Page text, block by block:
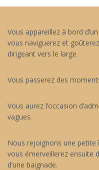
Vous appareillez à bord
vous naviguerez et
dirigeant vers le large.
Vous passerez des
Vous aurez l’occasion
vagues.
Nous rejoignons une petite
vous émerveillerez ensuite
d’une baignade.